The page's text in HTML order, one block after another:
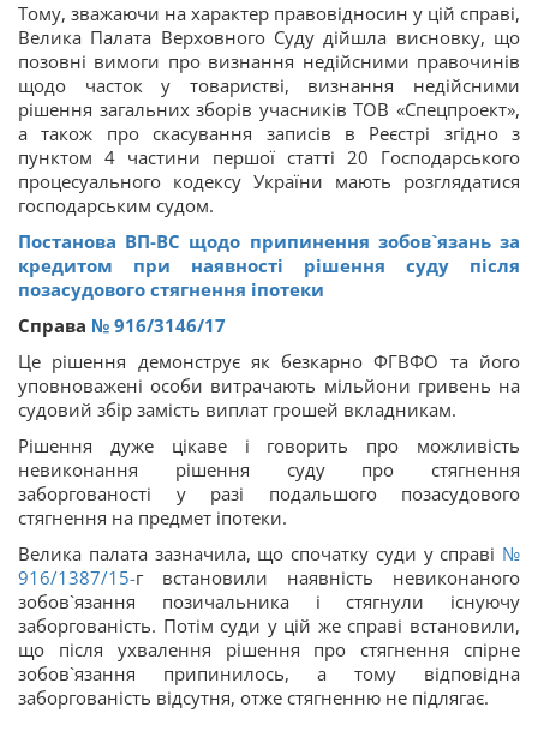
Тому, зважаючи на характер правовідносин у цій справі,
Велика Палата Верховного Суду дійшла висновку, що
позовні вимоги про визнання недійсними правочинів
щодо часток у товаристві, визнання недійсними
рішення загальних зборів учасників ТОВ «Спецпроект»,
а також про скасування записів в Реєстрі згідно з
пунктом 4 частини першої статті 20 Господарського
процесуального кодексу України мають розглядатися
господарським судом.
Постанова ВП-ВС щодо припинення зобов`язань за
кредитом при наявності рішення суду після
позасудового стягнення іпотеки
Справа № 916/3146/17
Це рішення демонструє як безкарно ФГВФО та його
уповноважені особи витрачають мільйони гривень на
судовий збір замість виплат грошей вкладникам.
Рішення дуже цікаве і говорить про можливість
невиконання рішення суду про стягнення
заборгованості у разі подальшого позасудового
стягнення на предмет іпотеки.
Велика палата зазначила, що спочатку суди у справі №
916/1387/15-г встановили наявність невиконаного
зобов`язання позичальника і стягнули існуючу
заборгованість. Потім суди у цій же справі встановили,
що після ухвалення рішення про стягнення спірне
зобов`язання припинилось, а тому відповідна
заборгованість відсутня, отже стягненню не підлягає.